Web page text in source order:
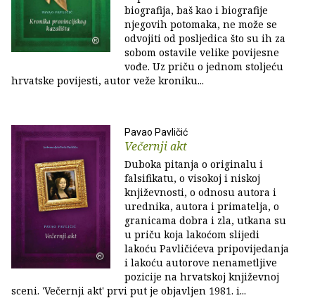
biografija, baš kao i biografije
njegovih potomaka, ne može se
odvojiti od posljedica što su ih za
sobom ostavile velike povijesne
vođe. Uz priču o jednom stoljeću
hrvatske povijesti, autor veže kroniku...
Pavao Pavličić
Večernji akt
Duboka pitanja o originalu i
falsifikatu, o visokoj i niskoj
književnosti, o odnosu autora i
urednika, autora i primatelja, o
granicama dobra i zla, utkana su
u priču koja lakoćom slijedi
lakoću Pavličićeva pripovijedanja
i lakoću autorove nenametljive
pozicije na hrvatskoj književnoj
sceni. 'Večernji akt' prvi put je objavljen 1981. i...